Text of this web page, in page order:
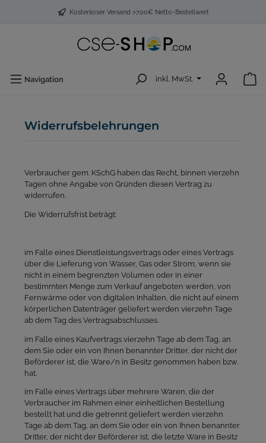
Kostenloser Versand >700€ Netto-Bestellwert
Navigation inkl. MwSt.
Widerrufsbelehrungen
Verbraucher gem. KSchG haben das Recht, binnen vierzehn
Tagen ohne Angabe von Gründen diesen Vertrag zu
widerrufen.
Die Widerrufsfrist beträgt:
im Falle eines Dienstleistungsvertrags oder eines Vertrags
über die Lieferung von Wasser, Gas oder Strom, wenn sie
nicht in einem begrenzten Volumen oder in einer
bestimmten Menge zum Verkauf angeboten werden, von
Fernwärme oder von digitalen Inhalten, die nicht auf einem
körperlichen Datenträger geliefert werden vierzehn Tage
ab dem Tag des Vertragsabschlusses.
im Falle eines Kaufvertrags vierzehn Tage ab dem Tag, an
dem Sie oder ein von Ihnen benannter Dritter, der nicht der
Beförderer ist, die Ware/n in Besitz genommen haben bzw.
hat.
im Falle eines Vertrags über mehrere Waren, die der
Verbraucher im Rahmen einer einheitlichen Bestellung
bestellt hat und die getrennt geliefert werden vierzehn
Tage ab dem Tag, an dem Sie oder ein von Ihnen benannter
Dritter, der nicht der Beförderer ist, die letzte Ware in Besitz